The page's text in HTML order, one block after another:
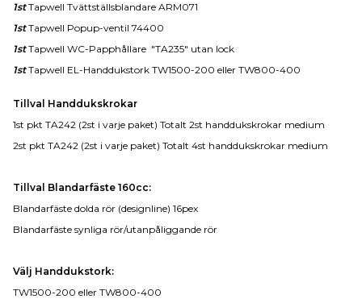
1stTapwell Tvättställsblandare ARM071
1stTapwell Popup-ventil 74400
1stTapwell WC-Papphållare "TA235" utan lock
1stTapwell EL-Handdukstork TW1500-200 eller TW800-400
Tillval Handdukskrokar
1st pkt TA242 (2st i varje paket) Totalt 2st handdukskrokar medium
2st pkt TA242 (2st i varje paket) Totalt 4st handdukskrokar medium
Tillval Blandarfäste 160cc:
Blandarfäste dolda rör (designline) 16pex
Blandarfäste synliga rör/utanpåliggande rör
Välj Handdukstork:
TW1500-200 eller TW800-400